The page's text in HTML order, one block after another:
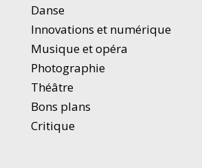
Danse
Innovations et numérique
Musique et opéra
Photographie
Théâtre
Bons plans
Critique